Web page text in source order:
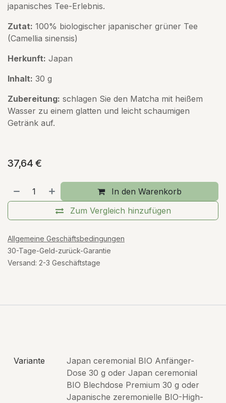
japanisches Tee-Erlebnis.
Zutat: 100% biologischer japanischer grüner Tee
(Camellia sinensis)
Herkunft: Japan
Inhalt: 30 g
Zubereitung: schlagen Sie den Matcha mit heißem
Wasser zu einem glatten und leicht schaumigen
Getränk auf.
37,64 €
In den Warenkorb
Zum Vergleich hinzufügen
Allgemeine Geschäftsbedingungen
30-Tage-Geld-zurück-Garantie
Versand: 2-3 Geschäftstage
Variante
Japan ceremonial BIO Anfänger-
Dose 30 g oder Japan ceremonial
BIO Blechdose Premium 30 g oder
Japanische zeremonielle BIO-High-